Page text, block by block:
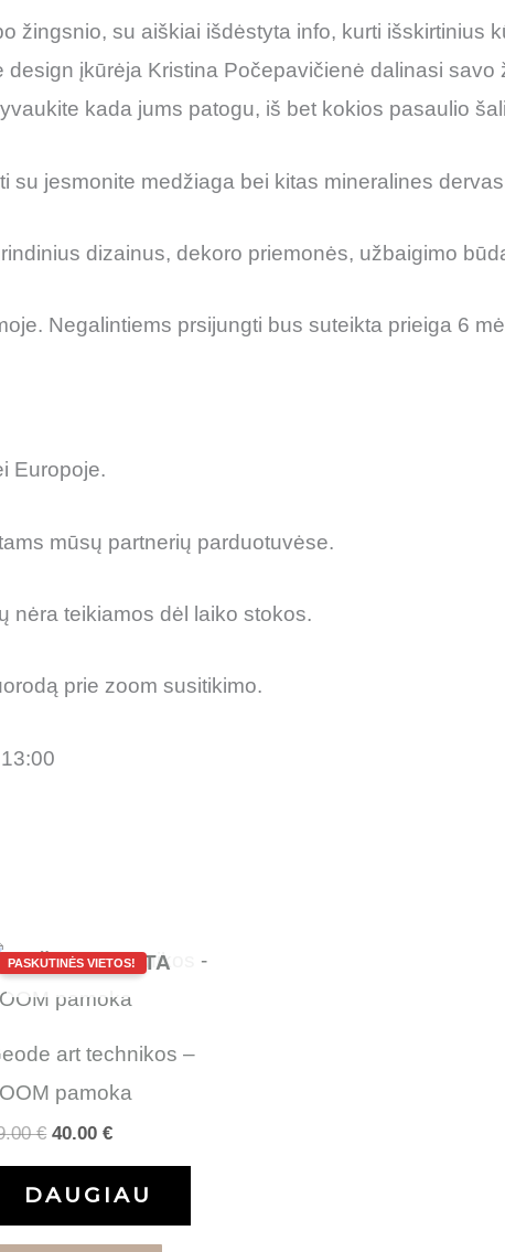
žingsnio, su aiškiai išdėstyta info, kurti išskirtinius
design įkūrėja Kristina Počepavičienė dalinasi savo
kada jums patogu, iš bet kokios pasaulio
su jesmonite medžiaga bei kitas mineralines
dizainus, dekoro priemonės, užbaigimo
Negalintiems prsijungti bus suteikta prieiga 6
Europoje.
mūsų partnerių parduotuvėse.
nėra teikiamos dėl laiko stokos.
prie zoom susitikimo.
IŠPARDUOTA
art technikos –
pamoka
€
Original
price
was:
40.00€
Current
price
is:
DAUGIAU